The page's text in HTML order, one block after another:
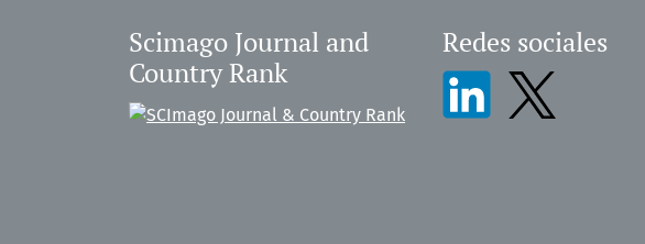
Scimago Journal and
Country Rank
Redes sociales